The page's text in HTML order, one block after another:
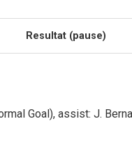
Resultat (pause)
Goal), assist: J.